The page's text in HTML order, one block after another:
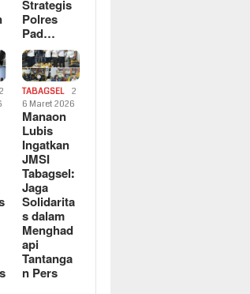
Strategis
Polres
Pad…
2
TABAGSEL
2
6 Maret 2026
Manaon
Lubis
Ingatkan
JMSI
Tabagsel:
Jaga
Solidarita
s dalam
Menghad
api
Tantanga
n Pers